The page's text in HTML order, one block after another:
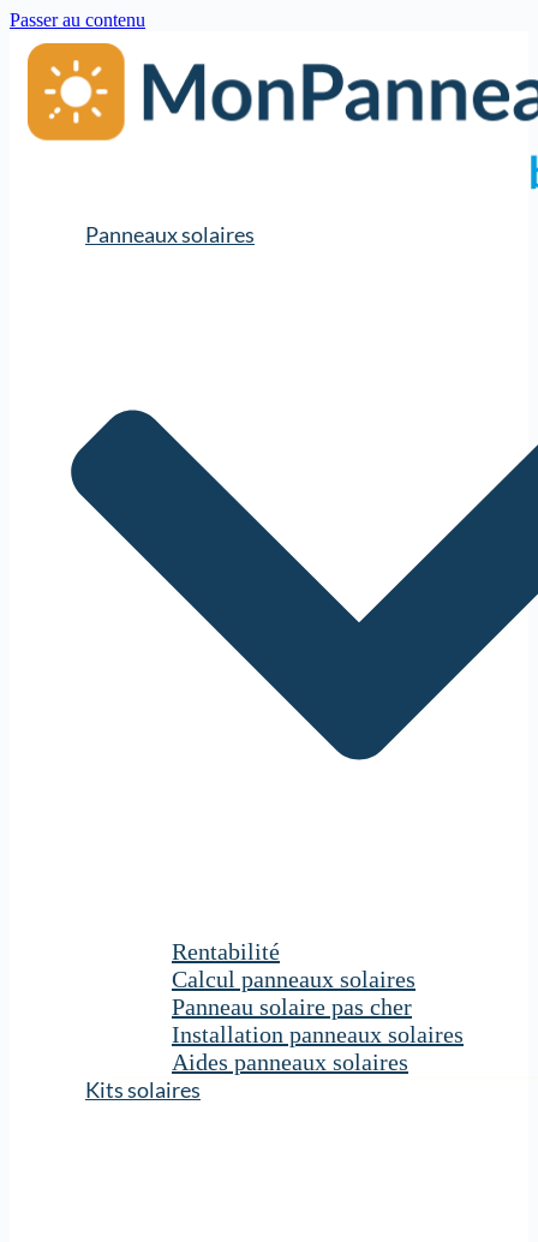
Passer au contenu
Panneaux solaires
Rentabilité
Calcul panneaux solaires
Panneau solaire pas cher
Installation panneaux solaires
Aides panneaux solaires
Kits solaires